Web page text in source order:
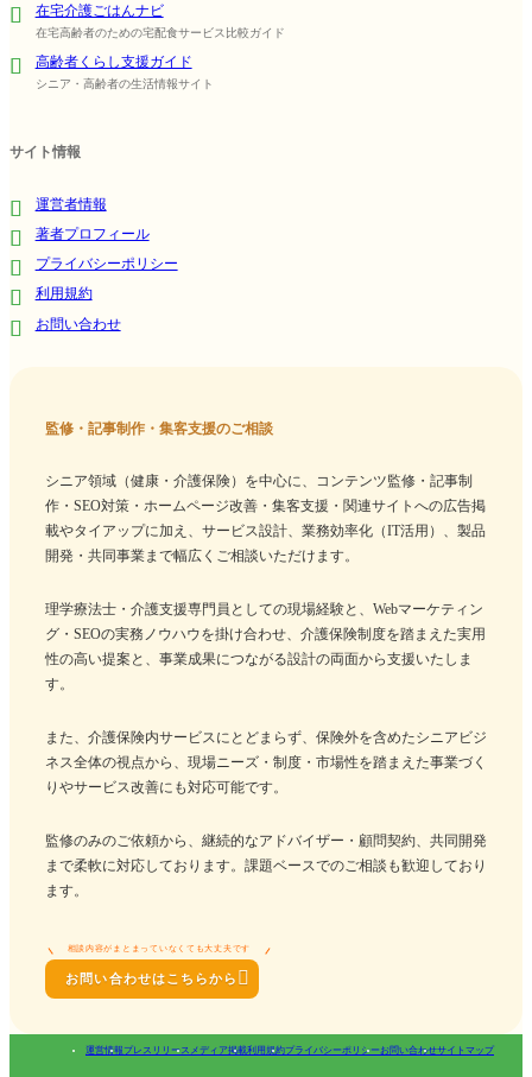
在宅介護ごはんナビ
在宅高齢者のための宅配食サービス比較ガイド
高齢者くらし支援ガイド
シニア・高齢者の生活情報サイト
サイト情報
運営者情報
著者プロフィール
プライバシーポリシー
利用規約
お問い合わせ
監修・記事制作・集客支援のご相談
シニア領域（健康・介護保険）を中心に、コンテンツ監修・記事制
作・SEO対策・ホームページ改善・集客支援・関連サイトへの広告掲
載やタイアップに加え、サービス設計、業務効率化（IT活用）、製品
開発・共同事業まで幅広くご相談いただけます。
理学療法士・介護支援専門員としての現場経験と、Webマーケティン
グ・SEOの実務ノウハウを掛け合わせ、介護保険制度を踏まえた実用
性の高い提案と、事業成果につながる設計の両面から支援いたしま
す。
また、介護保険内サービスにとどまらず、保険外を含めたシニアビジ
ネス全体の視点から、現場ニーズ・制度・市場性を踏まえた事業づく
りやサービス改善にも対応可能です。
監修のみのご依頼から、継続的なアドバイザー・顧問契約、共同開発
まで柔軟に対応しております。課題ベースでのご相談も歓迎しており
ます。
相談内容がまとまっていなくても大丈夫です
お問い合わせはこちらから 
運営情報プレスリリース メディア掲載利用規約プライバシーポリシーお問い合わせサイトマップ